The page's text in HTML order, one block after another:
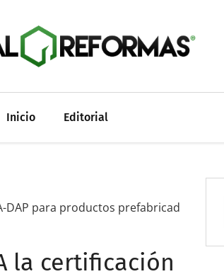
Inicio Editorial
DAP para productos prefabricad
la certificación